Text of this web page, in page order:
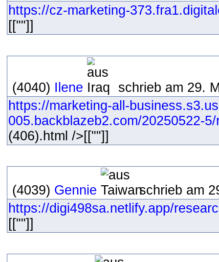
https://cz-marketing-
[[""]]
(4040) Ilene
schrieb am 29.
https://marketing-all-
005.backblazeb2.com/20250522-
(406).html />[[""]]
(4039) Gennie
schrieb am
https://digi498sa.netlify.app/
[[""]]